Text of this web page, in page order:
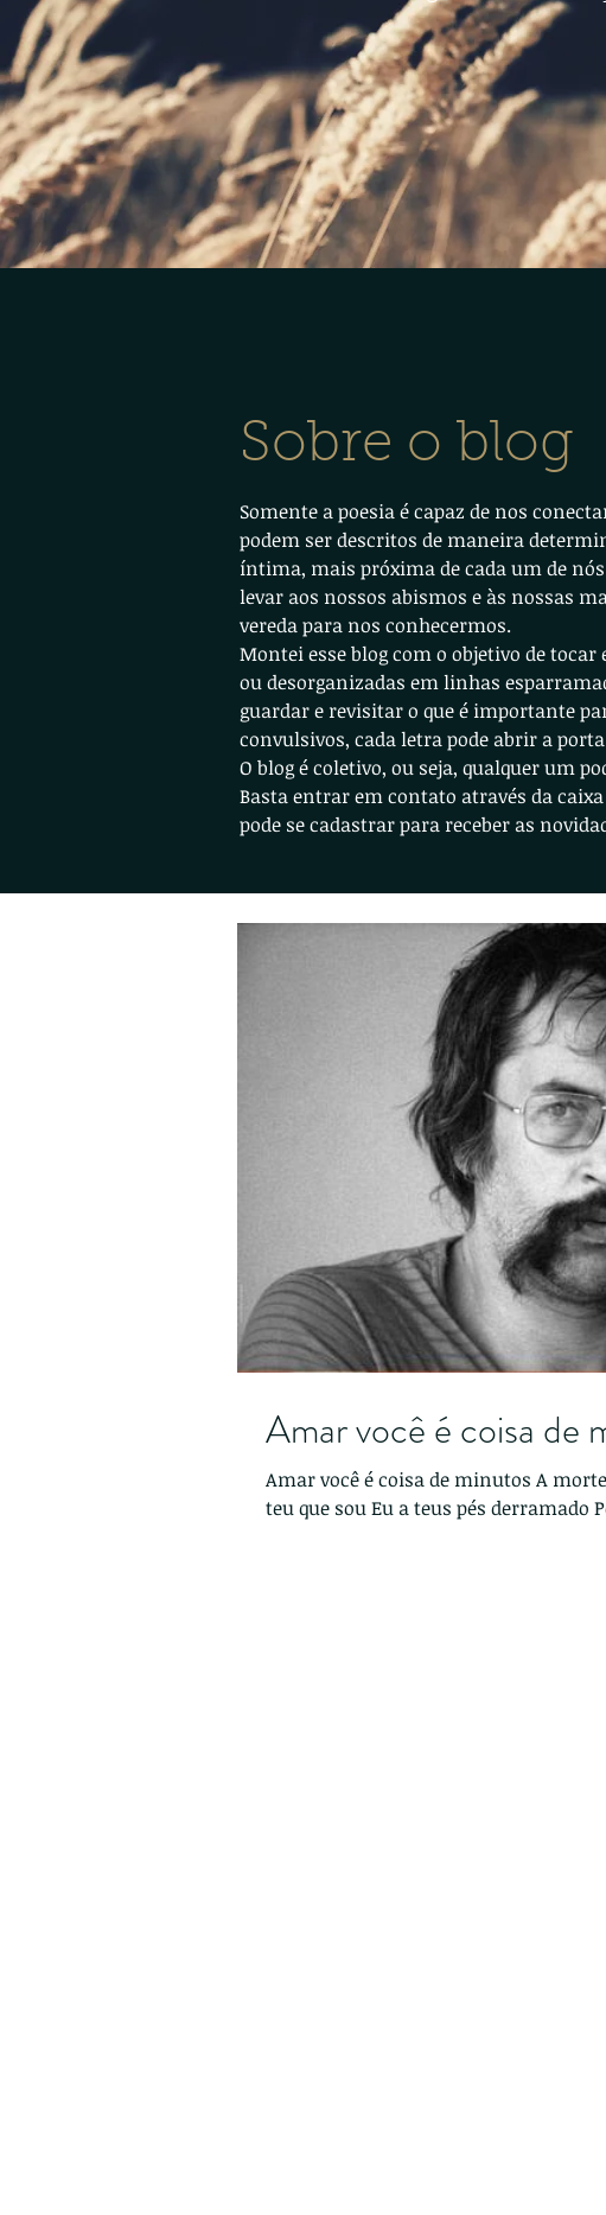
Sobre o blog
Somente a poesia é capaz de nos
podem ser descritos de maneira
íntima, mais próxima de cada um de
levar aos nossos abismos e às nossas
vereda para nos conhecermos.
Montei esse blog com o objetivo de
ou desorganizadas em linhas
guardar e revisitar o que é importante
convulsivos, cada letra pode abrir a
O blog é coletivo, ou seja, qualquer um
Basta entrar em contato através da
pode se cadastrar para receber as
Amar você é coisa de
Amar você é coisa de minutos A morte é menos que teu beijo Tão bom ser